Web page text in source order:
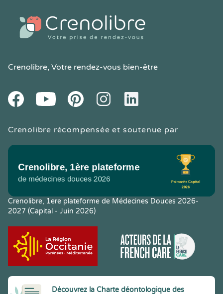
Crenolibre, Votre rendez-vous bien-être
FacebookYoutube PinteresetInstagramLinkedIn
Crenolibre récompensée et soutenue par
Crenolibre, 1ere plateforme de Médecines Douces 2026-
2027 (Capital - Juin 2026)
Découvrez la Charte déontologique des